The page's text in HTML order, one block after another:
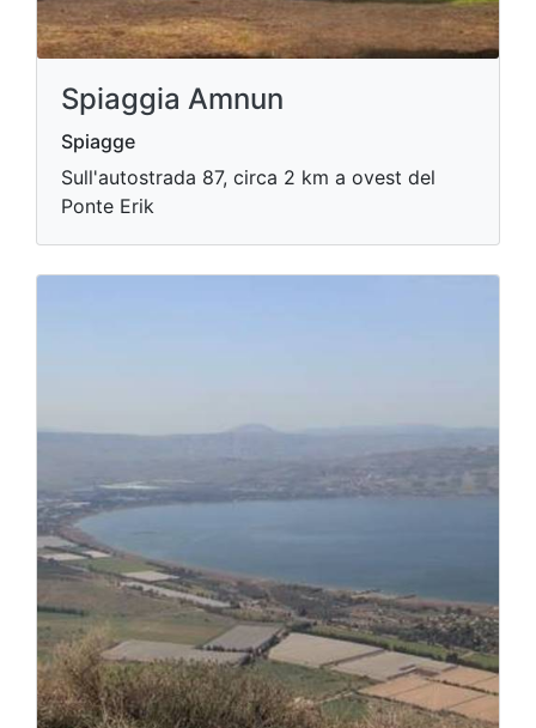
Spiaggia Amnun
Spiagge
Sull'autostrada 87, circa 2 km a ovest del
Ponte Erik